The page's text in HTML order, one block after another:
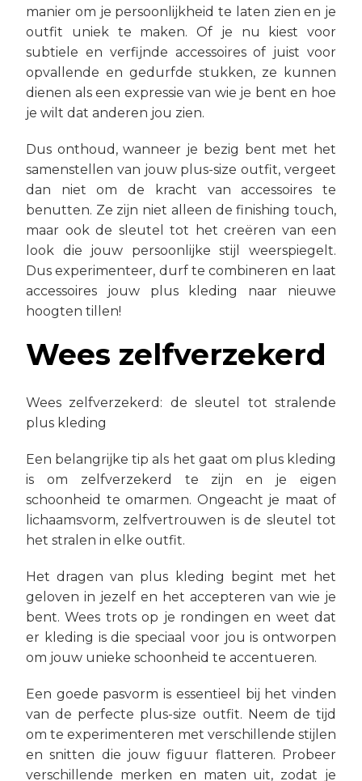
manier om je persoonlijkheid te laten zien en je
outfit uniek te maken. Of je nu kiest voor
subtiele en verfijnde accessoires of juist voor
opvallende en gedurfde stukken, ze kunnen
dienen als een expressie van wie je bent en hoe
je wilt dat anderen jou zien.
Dus onthoud, wanneer je bezig bent met het
samenstellen van jouw plus-size outfit, vergeet
dan niet om de kracht van accessoires te
benutten. Ze zijn niet alleen de finishing touch,
maar ook de sleutel tot het creëren van een
look die jouw persoonlijke stijl weerspiegelt.
Dus experimenteer, durf te combineren en laat
accessoires jouw plus kleding naar nieuwe
hoogten tillen!
Wees zelfverzekerd
Wees zelfverzekerd: de sleutel tot stralende
plus kleding
Een belangrijke tip als het gaat om plus kleding
is om zelfverzekerd te zijn en je eigen
schoonheid te omarmen. Ongeacht je maat of
lichaamsvorm, zelfvertrouwen is de sleutel tot
het stralen in elke outfit.
Het dragen van plus kleding begint met het
geloven in jezelf en het accepteren van wie je
bent. Wees trots op je rondingen en weet dat
er kleding is die speciaal voor jou is ontworpen
om jouw unieke schoonheid te accentueren.
Een goede pasvorm is essentieel bij het vinden
van de perfecte plus-size outfit. Neem de tijd
om te experimenteren met verschillende stijlen
en snitten die jouw figuur flatteren. Probeer
verschillende merken en maten uit, zodat je